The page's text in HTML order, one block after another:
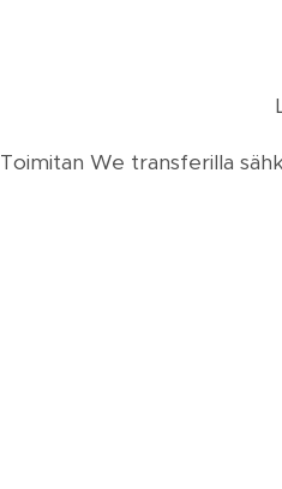
Toimitan We transferilla